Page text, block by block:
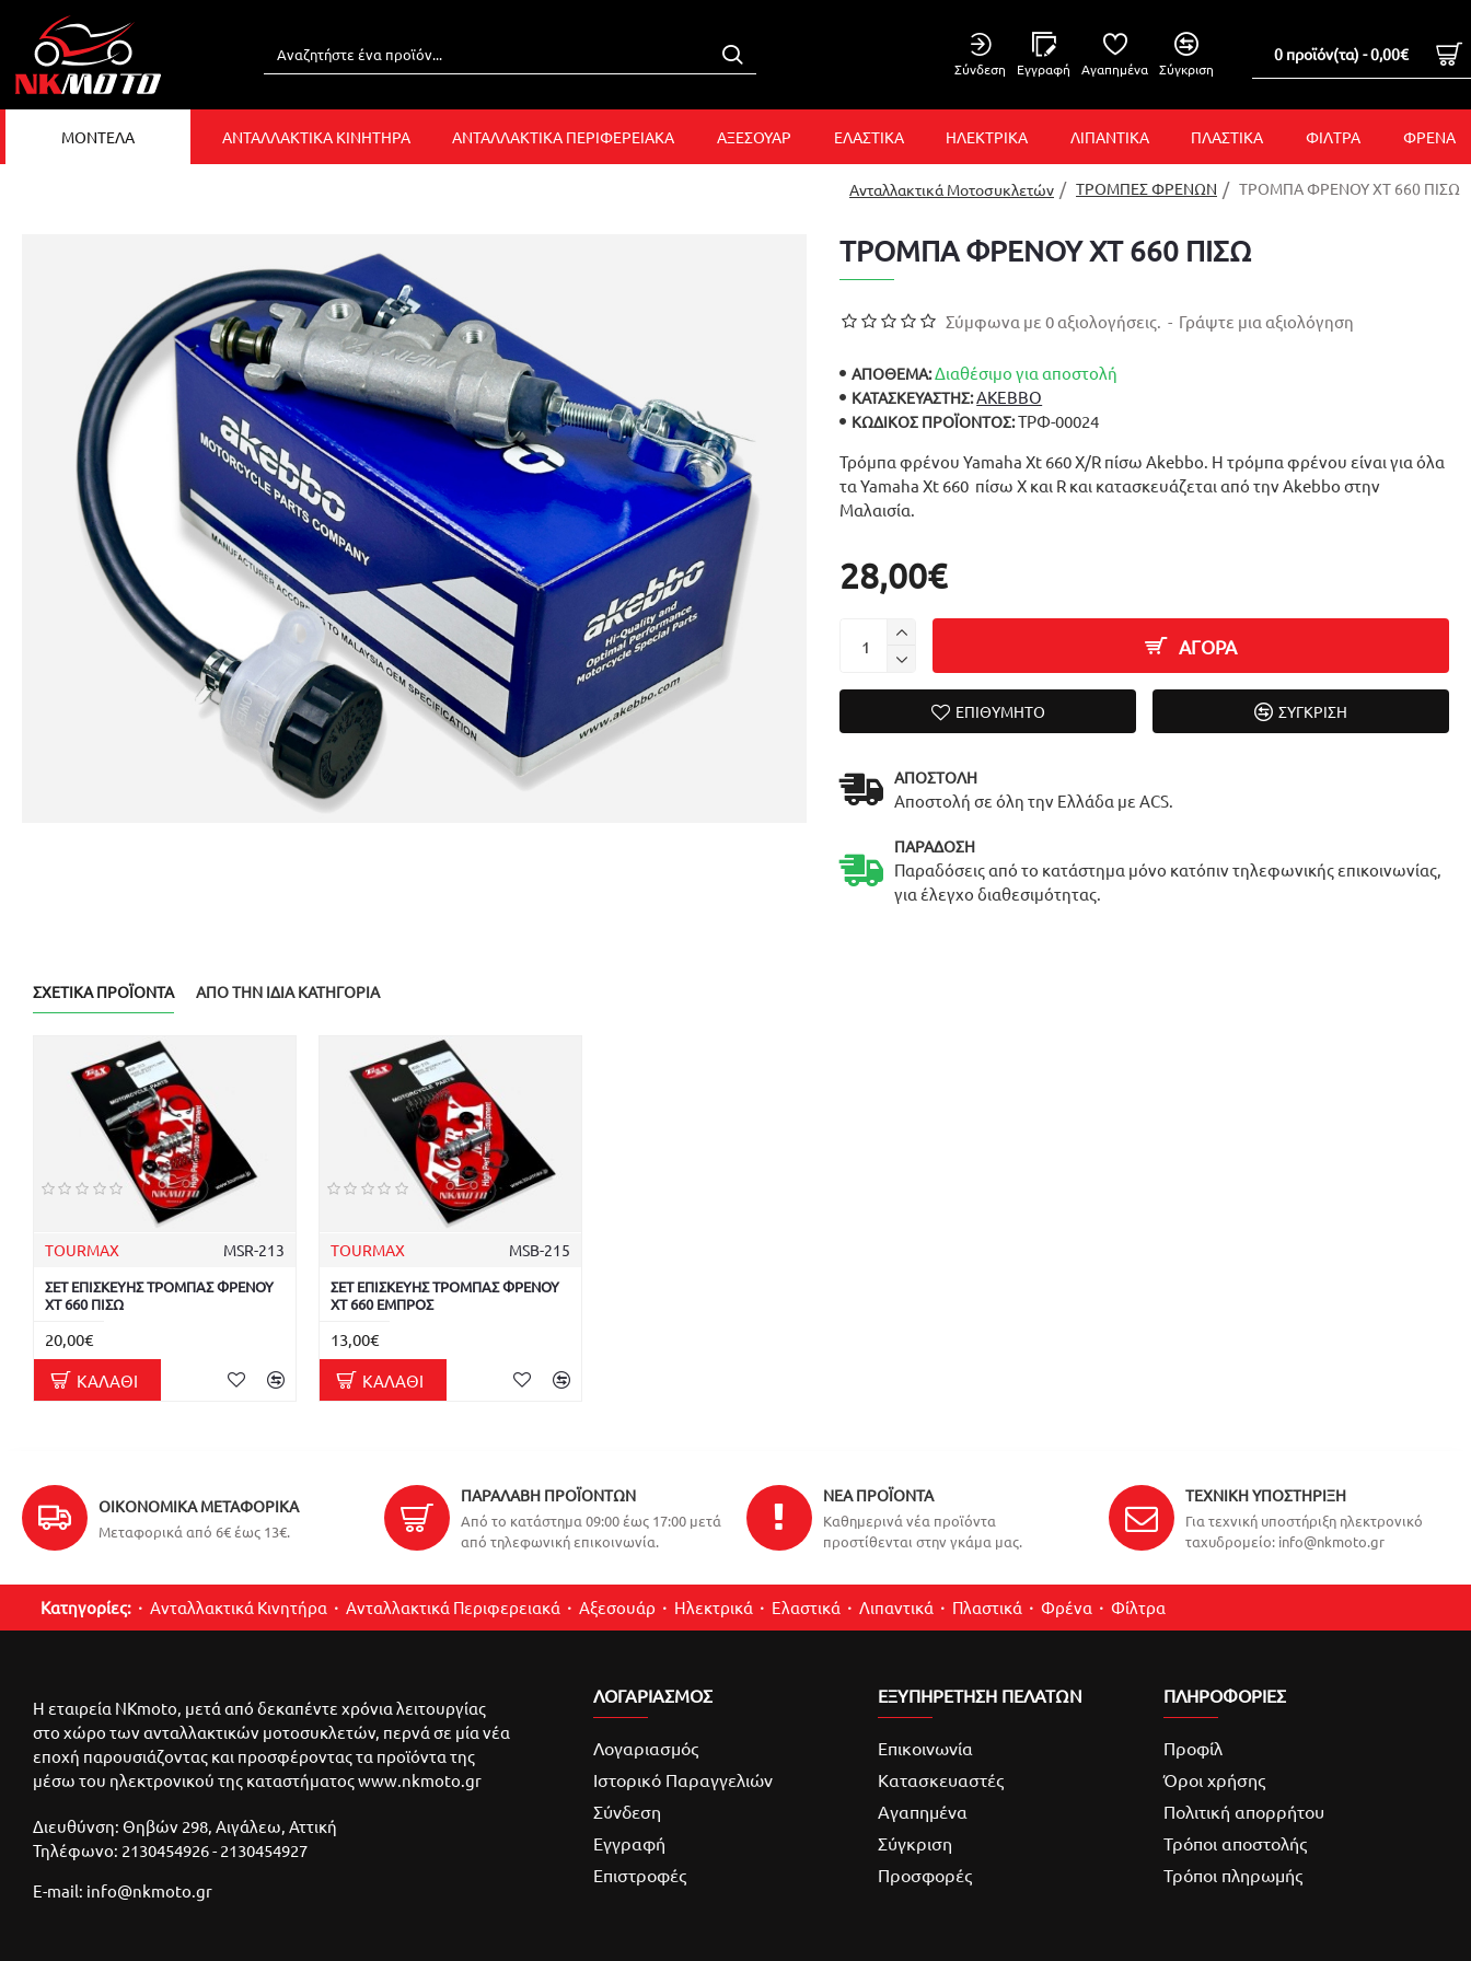
Σύνδεση Εγγραφή Αγαπημένα Σύγκριση
0 προϊόν(τα) - 0,00€
ΜΟΝΤΕΛΑ ΑΝΤΑΛΛΑΚΤΙΚΑ ΚΙΝΗΤΗΡΑ ΑΝΤΑΛΛΑΚΤΙΚΑ ΠΕΡΙΦΕΡΕΙΑΚΑ ΑΞΕΣΟΥΑΡ ΕΛΑΣΤΙΚΑ ΗΛΕΚΤΡΙΚΑ ΛΙΠΑΝΤΙΚΑ ΠΛΑΣΤΙΚΑ ΦΙΛΤΡΑ ΦΡΕΝΑ
Ανταλλακτικά Μοτοσυκλετών ΤΡΟΜΠΕΣ ΦΡΕΝΩΝ ΤΡΟΜΠΑ ΦΡΕΝΟΥ XT 660 ΠΙΣΩ
ΤΡΟΜΠΑ ΦΡΕΝΟΥ XT 660 ΠΙΣΩ
Τρόμπα φρένου Yamaha Xt 660 X/R πίσω Akebbo. Η τρόμπα φρένου είναι για όλα
τα Yamaha Xt 660 πίσω X και R και κατασκευάζεται από την Akebbo στην
Μαλαισία.
ΑΠΟΘΕΜΑ:Διαθέσιμο για αποστολή
ΚΑΤΑΣΚΕΥΑΣΤΉΣ:AKEBBO
ΚΩΔΙΚΌΣ ΠΡΟΪΌΝΤΟΣ:ΤΡΦ-00024
Σύμφωνα με 0 αξιολογήσεις. - Γράψτε μια αξιολόγηση
28,00€
ΑΓΟΡΑ
ΕΠΙΘΥΜΗΤΌ ΣΎΓΚΡΙΣΗ
ΑΠΟΣΤΟΛΉ
Αποστολή σε όλη την Ελλάδα με ACS.
ΠΑΡΆΔΟΣΗ
Παραδόσεις από το κατάστημα μόνο κατόπιν τηλεφωνικής επικοινωνίας,
για έλεγχο διαθεσιμότητας.
ΣΧΕΤΙΚΆ ΠΡΟΪΌΝΤΑ ΑΠΌ ΤΗΝ ΊΔΙΑ ΚΑΤΗΓΟΡΊΑ
TOURMAX MSR-213
ΣΕΤ ΕΠΙΣΚΕΥΗΣ ΤΡΟΜΠΑΣ ΦΡΕΝΟΥ
XT 660 ΠΙΣΩ
20,00€
ΚΑΛΆΘΙ
TOURMAX MSB-215
ΣΕΤ ΕΠΙΣΚΕΥΗΣ ΤΡΟΜΠΑΣ ΦΡΕΝΟΥ
XT 660 ΕΜΠΡΟΣ
13,00€
ΚΑΛΆΘΙ
ΟΙΚΟΝΟΜΙΚΆ ΜΕΤΑΦΟΡΙΚΆ
Μεταφορικά από 6€ έως 13€.
ΠΑΡΑΛΑΒΉ ΠΡΟΪΌΝΤΩΝ
Από το κατάστημα 09:00 έως 17:00 μετά
από τηλεφωνική επικοινωνία.
ΝΈΑ ΠΡΟΪΌΝΤΑ
Καθημερινά νέα προϊόντα
προστίθενται στην γκάμα μας.
ΤΕΧΝΙΚΉ ΥΠΟΣΤΉΡΙΞΗ
Για τεχνική υποστήριξη ηλεκτρονικό
ταχυδρομείο: info@nkmoto.gr
Κατηγορίες: Ανταλλακτικά Κινητήρα Ανταλλακτικά Περιφερειακά Αξεσουάρ Ηλεκτρικά Ελαστικά Λιπαντικά Πλαστικά Φρένα Φίλτρα
Η εταιρεία NKmoto, μετά από δεκαπέντε χρόνια λειτουργίας
στο χώρο των ανταλλακτικών μοτοσυκλετών, περνά σε μία νέα
εποχή παρουσιάζοντας και προσφέροντας τα προϊόντα της
μέσω του ηλεκτρονικού της καταστήματος www.nkmoto.gr
Διευθύνση: Θηβών 298, Αιγάλεω, Αττική
Τηλέφωνο: 2130454926 - 2130454927
E-mail: info@nkmoto.gr
ΛΟΓΑΡΙΑΣΜΌΣ
Λογαριασμός
Ιστορικό Παραγγελιών
Σύνδεση
Εγγραφή
Επιστροφές
ΕΞΥΠΗΡΕΤΗΣΗ ΠΕΛΑΤΩΝ
Επικοινωνία
Κατασκευαστές
Αγαπημένα
Σύγκριση
Προσφορές
ΠΛΗΡΟΦΟΡΙΕΣ
Προφίλ
Όροι χρήσης
Πολιτική απορρήτου
Τρόποι αποστολής
Τρόποι πληρωμής